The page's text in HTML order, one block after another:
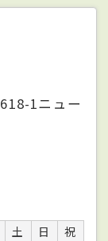
1ニュー
土 日
祝